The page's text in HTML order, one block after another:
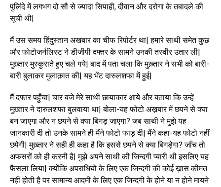
पुलिंदे में लगभग दो सौ से ज्यादा सिपाही, दीवान और दरोगा के तबादले की
सूची थी|
मैं उस समय हिंदुस्तान अखबार का चीफ रिपोर्टर था| हमारे साथी समेत कुछ
और फोटोजर्नलिस्ट ने डीजीपी दफ्तर के सामने उनकी तस्वीर उतार ली|
मुख़्तार मुस्कुराते हुए चले गये| बाद में पता चला कि मुख़्तार ने सभी को बारी-
बारी बुलाकर मुलाक़ात की| यह भेंट दारुलशफा में हुई|
मैं दफ्तर पहुँचा| चार बजे मेरे साथी छायाकार आये और बताया कि उन्हें
मुख़्तार ने दारुलशफा बुलवाया था| बोला-यह फोटो अख़बार में छपने से क्या
बन जाएगा और न छपने से क्या बिगड़ जाएगा? जब साथी ने मुझे यह
जानकारी दी तो उनके सामने ही मैंने फोटो फाड़ दी| मैंने कहा-यह फोटो नहीं
छपेगी| मुख़्तार ने सही ही कहा है कि इससे छपने से क्या बिगड़ेगा? जाँच तो
अफसरों को ही करनी है| मुझे अपने साथी की जिन्दगी प्यारी थी इसलिए यह
फैसला लिया| क्योंकि अपराधियों के लिए एक जिन्दगी की कोई ख़ास कीमत
नहीं होती है पर सामान्य आदमी के लिए एक जिन्दगी के होने या न होने मायने